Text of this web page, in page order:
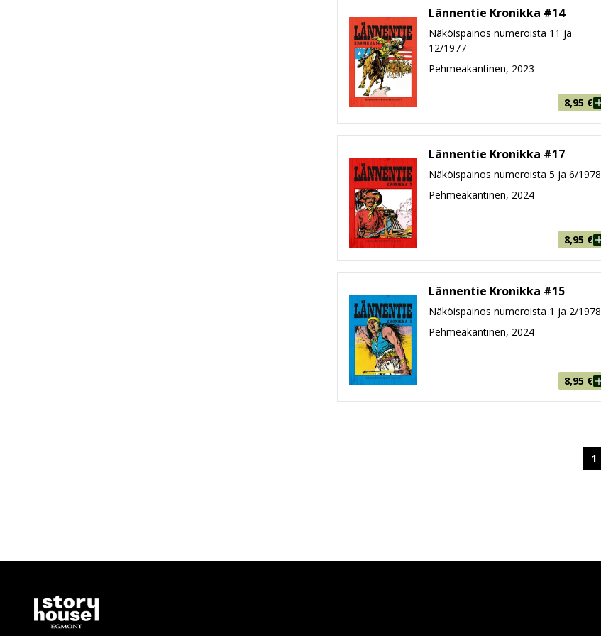
Lännentie Kronikka #14
Näköispainos numeroista 11 ja
12/1977
Pehmeäkantinen, 2023
8,95 €
Lännentie Kronikka #17
Näköispainos numeroista 5 ja 6/1978
Pehmeäkantinen, 2024
8,95 €
Lännentie Kronikka #15
Näköispainos numeroista 1 ja 2/1978
Pehmeäkantinen, 2024
8,95 €
1